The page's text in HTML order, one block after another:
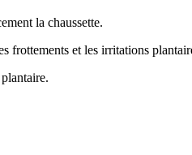
la chaussette.
et les irritations